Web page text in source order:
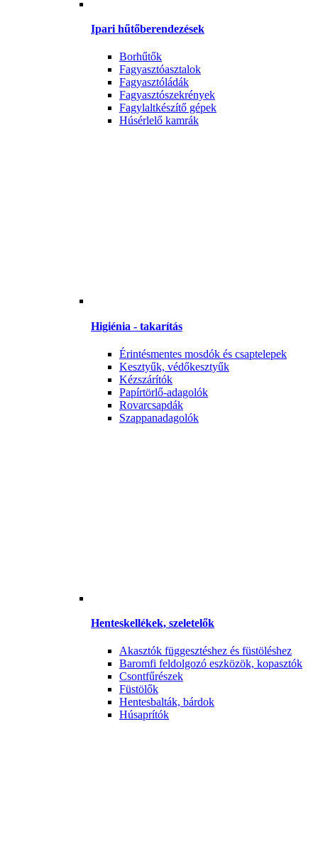
Ipari hűtőberendezések
Borhűtők
Fagyasztóasztalok
Fagyasztóládák
Fagyasztószekrények
Fagylaltkészítő gépek
Húsérlelő kamrák
Higiénia - takarítás
Érintésmentes mosdók és csaptelepek
Kesztyűk, védőkesztyűk
Kézszárítók
Papírtörlő-adagolók
Rovarcsapdák
Szappanadagolók
Henteskellékek, szeletelők
Akasztók függesztéshez és füstöléshez
Baromfi feldolgozó eszközök, kopasztók
Csontfűrészek
Füstölők
Hentesbalták, bárdok
Húsaprítók